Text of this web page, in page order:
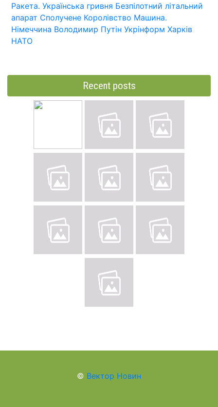
Ракета. Українська гривня Безпілотний літальний
апарат Сполучене Королівство Машина.
Німеччина Володимир Путін Укрінформ Харків
НАТО
Recent posts
© Вектор Новин